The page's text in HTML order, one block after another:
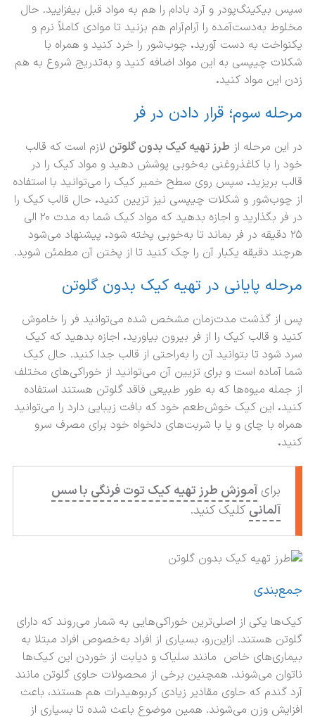
سپس بیکینگ‌پودر و آرد بادام را هم به مواد قبل بیفزایید. حال
مخلوط به‌دست‌آمده را آرام‌آرام هم بزنید تا موادی کاملاً نرم و
یکنواخت به دست آورید. چوب‌شور را خرد کنید و همراه با
شکلات چیپسی به این مواد اضافه کنید و به‌تدریج شروع به هم
زدن این مواد کنید.
مرحله سوم؛ قرار دادن در فر
در این مرحله از طرز تهیه کیک بدون گلوتن لازم است که قالب
خود را با کاغذروغنی به‌خوبی پوشش دهید و مواد کیک را در
قالب بریزید. سپس روی سطح خمیر کیک را می‌توانید با استفاده
از چوب‌شور و شکلات چیپسی نیز تزیین کنید. حال قالب کیک را
در فر بگذارید و اجازه بدهید که مواد کیک شما به مدت ۲۰ الی
۲۵ دقیقه در فر بماند تا به‌خوبی پخته شود
. پیشنهاد می‌شود
هرچند دقیقه یکبار آن را چک کنید تا از پختن آن مطمئن شوید.
مرحله پایانی در تهیه کیک بدون گلوتن
پس از گذشت مدت‌زمان مشخص شده می‌توانید فر را خاموش
کنید و قالب کیک را از فر بیرون بیاورید. اجازه بدهید که کیک
سرد شود تا بتوانید آن را به‌راحتی از قالب جدا کنید. حال کیک
شما آماده است و برای تزیین آن می‌توانید از خوراکی‌های مختلف
از جمله میوه‌ها که به طور طبیعی فاقد گلوتن هستند استفاده
کنید. این کیک خوش‌طعم خود که بافت زیبایی دارد را می‌توانید
همراه با چای و یا با شربت‌های دلخواه خود برای مصرف سرو
کنید.
برایآموزش طرز تهیه کیک توت فرنگی با سس
آلمانی کلیک کنید.
جمع‌بندی
کیک‌ها یکی از اصلی‌ترین خوراکی‌هایی به شمار می‌روند که دارای
گلوتن هستند. ازاین‌رو، بسیاری از افراد به‌خصوص افراد مبتلا به
بیماری‌های خاص مانند سلیاک و دیابت از خوردن این کیک‌ها
ناتوان می‌شوند. همچنین برخی از محصولات حاوی گلوتن مانند
آرد گندم که حاوی مقادیر زیادی کربوهیدرات هم هستند، باعث
افزایش وزن می‌شوند. همین موضوع باعث شده تا بسیاری از